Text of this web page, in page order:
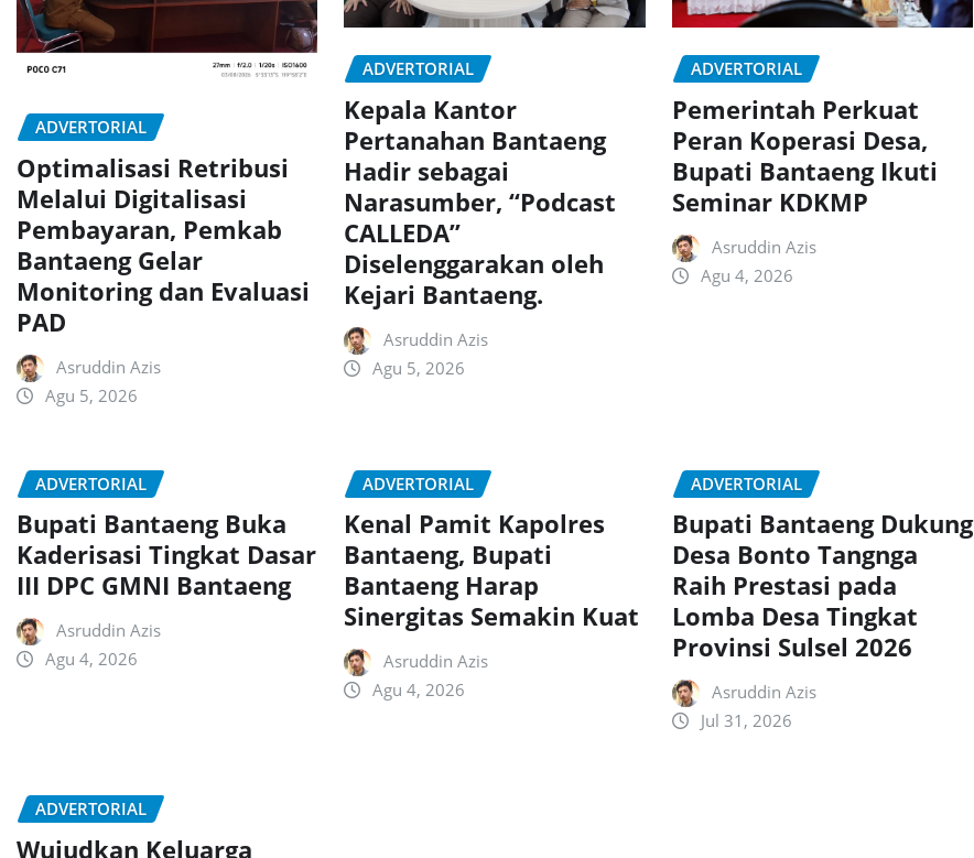
ADVERTORIAL
Optimalisasi Retribusi
Melalui Digitalisasi
Pembayaran, Pemkab
Bantaeng Gelar
Monitoring dan Evaluasi
PAD
Asruddin Azis
Agu 5, 2026
ADVERTORIAL
Kepala Kantor
Pertanahan Bantaeng
Hadir sebagai
Narasumber, “Podcast
CALLEDA”
Diselenggarakan oleh
Kejari Bantaeng.
Asruddin Azis
Agu 5, 2026
ADVERTORIAL
Pemerintah Perkuat
Peran Koperasi Desa,
Bupati Bantaeng Ikuti
Seminar KDKMP
Asruddin Azis
Agu 4, 2026
ADVERTORIAL
Bupati Bantaeng Buka
Kaderisasi Tingkat Dasar
III DPC GMNI Bantaeng
Asruddin Azis
Agu 4, 2026
ADVERTORIAL
Kenal Pamit Kapolres
Bantaeng, Bupati
Bantaeng Harap
Sinergitas Semakin Kuat
Asruddin Azis
Agu 4, 2026
ADVERTORIAL
Bupati Bantaeng Dukung
Desa Bonto Tangnga
Raih Prestasi pada
Lomba Desa Tingkat
Provinsi Sulsel 2026
Asruddin Azis
Jul 31, 2026
ADVERTORIAL
Wujudkan Keluarga